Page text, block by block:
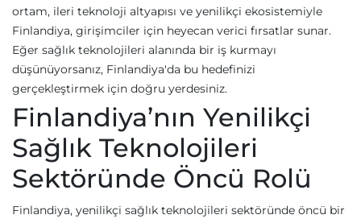
ortam, ileri teknoloji altyapısı ve yenilikçi ekosistemiyle
Finlandiya, girişimciler için heyecan verici fırsatlar sunar.
Eğer sağlık teknolojileri alanında bir iş kurmayı
düşünüyorsanız, Finlandiya'da bu hedefinizi
gerçekleştirmek için doğru yerdesiniz.
Finlandiya’nın Yenilikçi
Sağlık Teknolojileri
Sektöründe Öncü Rolü
Finlandiya, yenilikçi sağlık teknolojileri sektöründe öncü bir